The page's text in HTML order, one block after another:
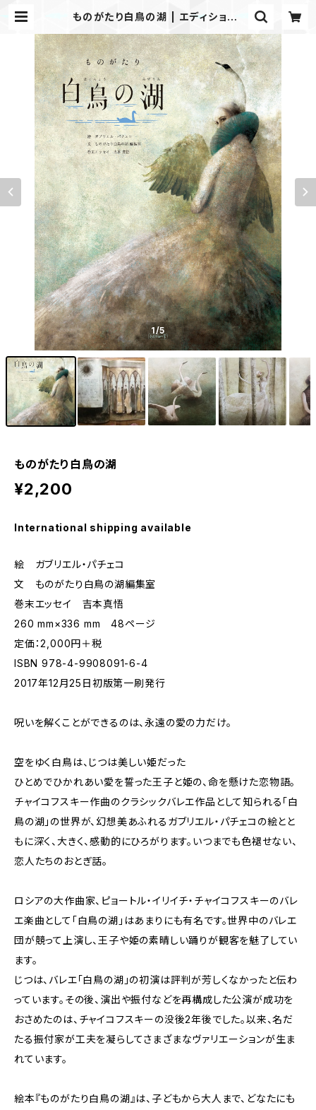
ものがたり白鳥の湖 | エディション・
1/5
ものがたり白鳥の湖
¥2,200
International shipping available
絵 ガブリエル・パチェコ
文 ものがたり白鳥の湖編集室
巻末エッセイ 吉本真悟
260 mm×336 mm 48ページ
定価：2,000円＋税
ISBN 978-4-9908091-6-4
2017年12月25日初版第一刷発行
呪いを解くことができるのは、永遠の愛の力だけ。
空をゆく白鳥は、じつは美しい姫だった――
ひとめでひかれあい愛を誓った王子と姫の、命を懸けた恋物語。
チャイコフスキー作曲のクラシックバレエ作品として知られる「白
鳥の湖」の世界が、幻想美あふれるガブリエル・パチェコの絵とと
もに深く、大きく、感動的にひろがります。いつまでも色褪せない、
恋人たちのおとぎ話。
ロシアの大作曲家、ピョートル・イリイチ・チャイコフスキーのバレ
エ楽曲として「白鳥の湖」はあまりにも有名です。世界中のバレエ
団が競って上演し、王子や姫の素晴しい踊りが観客を魅了してい
ます。
じつは、バレエ「白鳥の湖」の初演は評判が芳しくなかったと伝わ
っています。その後、演出や振付などを再構成した公演が成功を
おさめたのは、チャイコフスキーの没後2年後でした。以来、名だ
たる振付家が工夫を凝らしてさまざまなヴァリエーションが生ま
れています。
絵本『ものがたり白鳥の湖』は、子どもから大人まで、どなたにも